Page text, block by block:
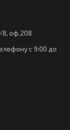
8, оф.208
с 9:00 до